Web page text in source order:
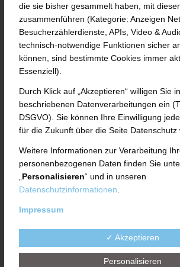
heutigen Girls‘ and Boys‘
von der
Uth begrüßt wurden. Dabei
vor allem ein Bild von
frauentypischen
Büromanagement machen
Bei einer Führung durch den
Einsatz am Firmenempfang,
der Hauspost und der
Präsentationsmedien
die sie bisher gesammelt haben, mit
zusammenführen (Kategorie: Anzeigen
Besucherzählerdienste, APIs, Video &
technisch-notwendige Funktionen sicher
können, sind bestimmte Cookies immer
Essenziell).
Durch Klick auf „Akzeptieren“ willigen Sie
beschriebenen Datenverarbeitungen ein
DSGVO). Sie können Ihre Einwilligung
für die Zukunft über die Seite Datenschutz
Weitere Informationen zur Verarbeitung
personenbezogenen Daten finden Sie
„Personalisieren“ und in unseren
Datenschutzinformationen.
Impressum
✓ Akzeptieren
Personalisieren